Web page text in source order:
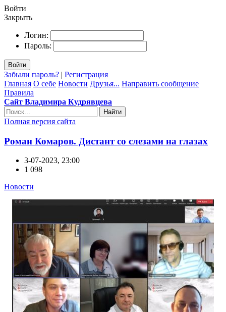
Войти
Закрыть
Логин:
Пароль:
Войти
Забыли пароль? | Регистрация
Главная О себе Новости Друзья... Направить сообщение
Правила
Сайт Владимира Кудрявцева
Найти
Полная версия сайта
Роман Комаров. Дистант со слезами на глазах
3-07-2023, 23:00
1 098
Новости